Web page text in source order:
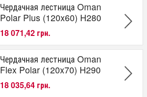
Чердачная лестница Oman
Polar Plus (120x60) H280
18 071,42 грн.
Чердачная лестница Oman
Flex Polar (120x70) H290
18 035,64 грн.